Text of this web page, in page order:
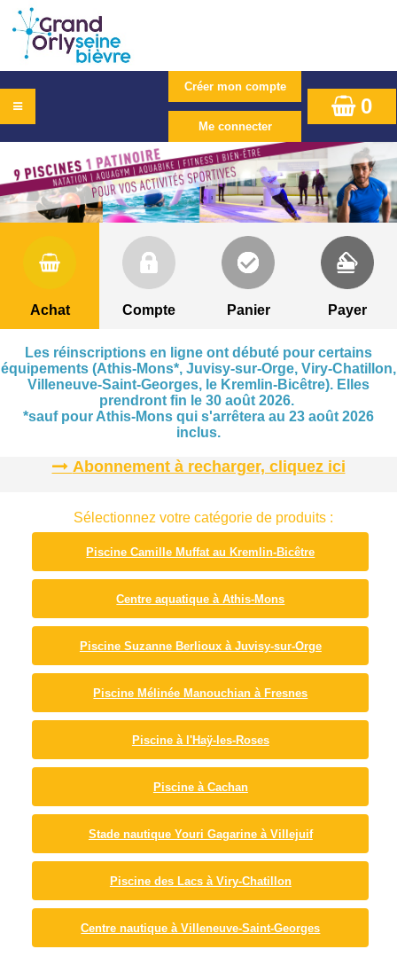
0
Achat Compte Panier Payer
Les réinscriptions en ligne ont débuté pour certains
équipements (Athis-Mons*, Juvisy-sur-Orge, Viry-Chatillon,
Villeneuve-Saint-Georges, le Kremlin-Bicêtre). Elles
prendront fin le 30 août 2026.
*sauf pour Athis-Mons qui s'arrêtera au 23 août 2026
inclus.
Abonnement à recharger, cliquez ici
Sélectionnez votre catégorie de produits :
Piscine Camille Muffat au Kremlin-Bicêtre
Centre aquatique à Athis-Mons
Piscine Suzanne Berlioux à Juvisy-sur-Orge
Piscine Mélinée Manouchian à Fresnes
Piscine à l'Haÿ-les-Roses
Piscine à Cachan
Stade nautique Youri Gagarine à Villejuif
Piscine des Lacs à Viry-Chatillon
Centre nautique à Villeneuve-Saint-Georges